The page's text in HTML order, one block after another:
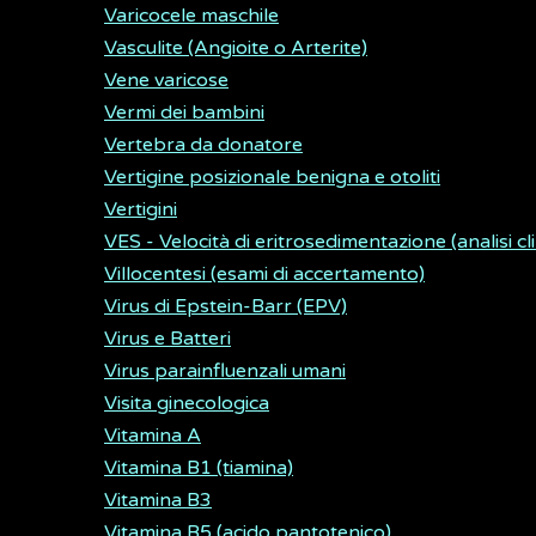
Varicocele maschile
Vasculite (Angioite o Arterite)
Vene varicose
Vermi dei bambini
Vertebra da donatore
Vertigine posizionale benigna e otoliti
Vertigini
VES - Velocità di eritrosedimentazione (analisi
Villocentesi (esami di accertamento)
Virus di Epstein-Barr (EPV)
Virus e Batteri
Virus parainfluenzali umani
Visita ginecologica
Vitamina A
Vitamina B1 (tiamina)
Vitamina B3